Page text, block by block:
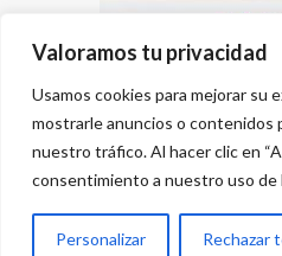
Valoramos tu privacidad
Usamos cookies para mejorar su
mostrarle anuncios o contenidos
nuestro tráfico. Al hacer clic en
consentimiento a nuestro uso de
Personalizar Rechazar